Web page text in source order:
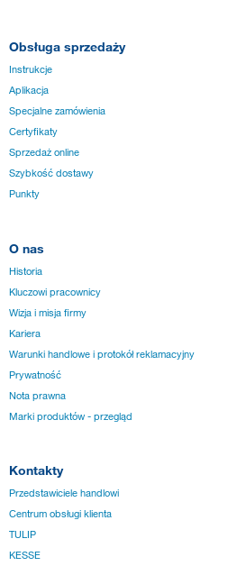
Obsługa sprzedaży
Instrukcje
Aplikacja
Specjalne zamówienia
Certyfikaty
Sprzedaż online
Szybkość dostawy
Punkty
O nas
Historia
Kluczowi pracownicy
Wizja i misja firmy
Kariera
Warunki handlowe i protokół reklamacyjny
Prywatność
Nota prawna
Marki produktów - przegląd
Kontakty
Przedstawiciele handlowi
Centrum obsługi klienta
TULIP
KESSE